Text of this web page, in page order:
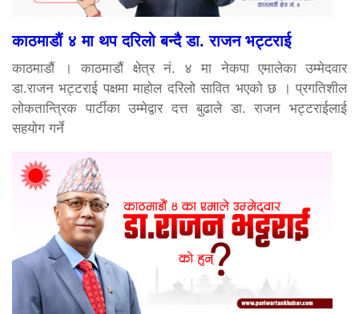
काठमाडौं ४ मा थप दरिलो बन्दै डा. राजन भट्टराई
काठमाडौं । काठमाडौं क्षेत्र नं. ४ मा नेकपा एमालेका उम्मेदवार
डा.राजन भट्टराई पक्षमा माहोल दरिलो सावित भएको छ । प्रगतिशील
लोकतान्त्रिक पार्टीका उम्मेद्वार दत्त बुढाले डा. राजन भट्टराईलाई
सहयोग गर्ने